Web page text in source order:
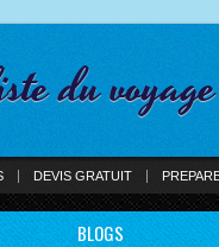
du
DEVIS GRATUIT
BLOGS